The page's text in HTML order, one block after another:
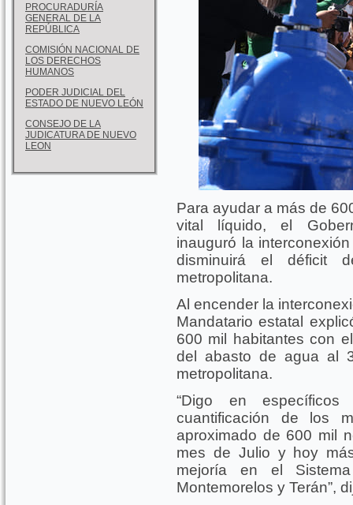
PROCURADURÍA
GENERAL DE LA
REPÚBLICA
COMISIÓN NACIONAL DE
LOS DERECHOS
HUMANOS
PODER JUDICIAL DEL
ESTADO DE NUEVO LEÓN
CONSEJO DE LA
JUDICATURA DE NUEVO
LEON
Para ayudar a más de
vital líquido, el
inauguró la
disminuirá el déficit
metropolitana.
Al encender la
Mandatario estatal
600 mil habitantes con
del abasto de agua al
metropolitana.
“Digo en
cuantificación de los
aproximado de 600 mil
mes de Julio y hoy
mejoría en el
Montemorelos y Terán”,